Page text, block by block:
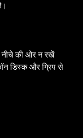
नीचे की ओर न रखें
डिस्क और ग्रिप से